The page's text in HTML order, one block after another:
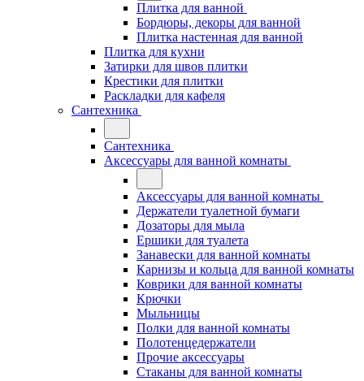
Плитка для ванной
Бордюры, декоры для ванной
Плитка настенная для ванной
Плитка для кухни
Затирки для швов плитки
Крестики для плитки
Раскладки для кафеля
Сантехника
Сантехника
Аксессуары для ванной комнаты
Аксессуары для ванной комнаты
Держатели туалетной бумаги
Дозаторы для мыла
Ершики для туалета
Занавески для ванной комнаты
Карнизы и кольца для ванной комнаты
Коврики для ванной комнаты
Крючки
Мыльницы
Полки для ванной комнаты
Полотенцедержатели
Прочие аксессуары
Стаканы для ванной комнаты